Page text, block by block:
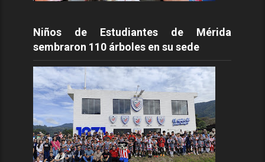
Niños de Estudiantes de Mérida
sembraron 110 árboles en su sede